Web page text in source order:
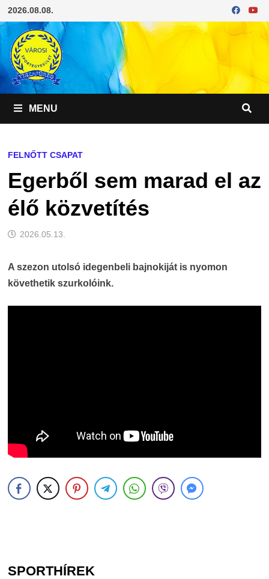
Skip
to
content
2026.08.08.
MENU
FELNŐTT CSAPAT
Egerből sem marad el az
élő közvetítés
2026.05.13.
A szezon utolsó idegenbeli bajnokiját is nyomon
követhetik szurkolóink.
SPORTHÍREK